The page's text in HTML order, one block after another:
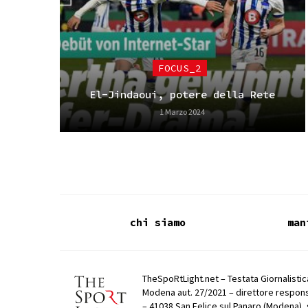
FOCUS_2
El-Jindaoui, potere della Rete
1 Marzo 2024
chi siamo
TheSpoRtLight.net – Testata
Modena aut. 27/2021 – direttore